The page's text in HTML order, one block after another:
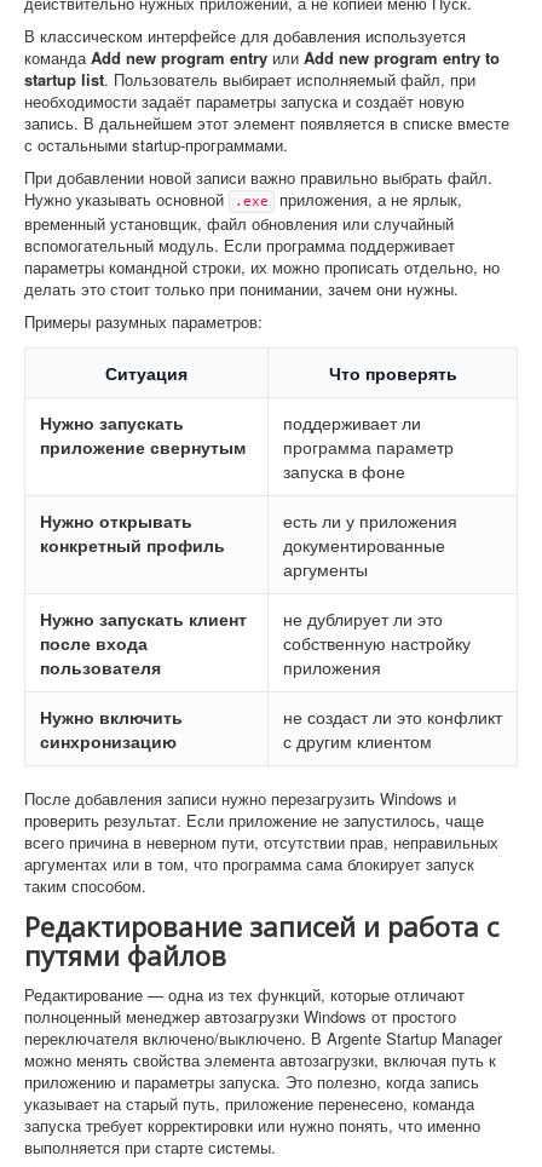
В классическом интерфейсе для добавления используется
командаAdd new program entry или Add new program entry to
startup list. Пользователь выбирает исполняемый файл, при
необходимости задаёт параметры запуска и создаёт новую
запись. В дальнейшем этот элемент появляется в списке вместе
с остальными startup-программами.
При добавлении новой записи важно правильно выбрать файл.
Нужно указывать основной
.exe
приложения, а не ярлык,
временный установщик, файл обновления или случайный
вспомогательный модуль. Если программа поддерживает
параметры командной строки, их можно прописать отдельно, но
делать это стоит только при понимании, зачем они нужны.
Примеры разумных параметров:
Ситуация Что проверять
Нужно запускать
приложение свернутым
поддерживает ли
программа параметр
запуска в фоне
Нужно открывать
конкретный профиль
есть ли у приложения
документированные
аргументы
Нужно запускать клиент
после входа
пользователя
не дублирует ли это
собственную настройку
приложения
Нужно включить
синхронизацию
не создаст ли это конфликт
с другим клиентом
После добавления записи нужно перезагрузить Windows и
проверить результат. Если приложение не запустилось, чаще
всего причина в неверном пути, отсутствии прав, неправильных
аргументах или в том, что программа сама блокирует запуск
таким способом.
Редактирование записей и работа с
путями файлов
Редактирование — одна из тех функций, которые отличают
полноценный менеджер автозагрузки Windows от простого
переключателя включено/выключено. В Argente Startup Manager
можно менять свойства элемента автозагрузки, включая путь к
приложению и параметры запуска. Это полезно, когда запись
указывает на старый путь, приложение перенесено, команда
запуска требует корректировки или нужно понять, что именно
выполняется при старте системы.